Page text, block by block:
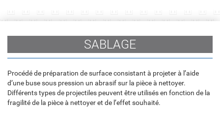
SABLAGE
Procédé de préparation de surface consistant à projeter à l’aide
d’une buse sous pression un abrasif sur la pièce à nettoyer.
Différents types de projectiles peuvent être utilisés en fonction de la
fragilité de la pièce à nettoyer et de l’effet souhaité.